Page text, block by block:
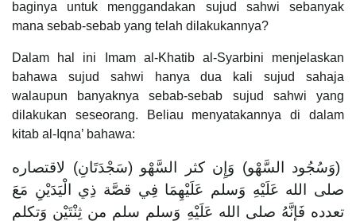
baginya untuk menggandakan sujud sahwi sebanyak
mana sebab-sebab yang telah dilakukannya?
Dalam hal ini Imam al-Khatib al-Syarbini menjelaskan
bahawa sujud sahwi hanya dua kali sujud sahaja
walaupun banyaknya sebab-sebab sujud sahwi yang
dilakukan seseorang. Beliau menyatakannya di dalam
kitab al-Iqna’ bahawa:
(وَسُجُود السَّهْو) وَإِن كثر السَّهْو (سَجْدَتَانِ) لاقتصاره
صلى الله عَلَيْهِ وَسلم عَلَيْهِمَا فِي قصَّة ذِي الْيَدَيْنِ مَعَ
تعدده فَإِنَّهُ صلى الله عَلَيْهِ وَسلم سلم من ثِنْتَيْنِ وَتكلم